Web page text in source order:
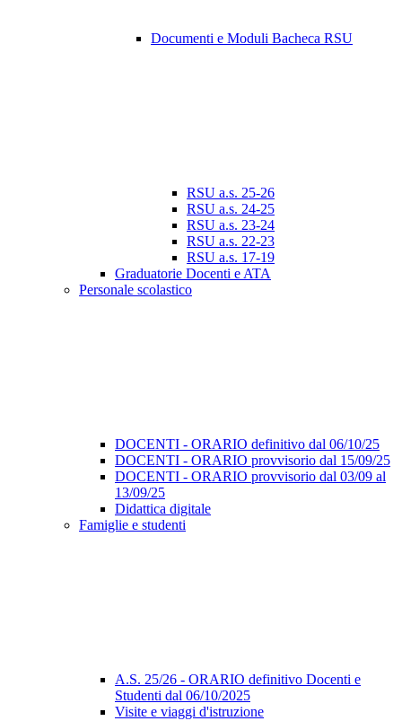
Documenti e Moduli Bacheca RSU
RSU a.s. 25-26
RSU a.s. 24-25
RSU a.s. 23-24
RSU a.s. 22-23
RSU a.s. 17-19
Graduatorie Docenti e ATA
Personale scolastico
DOCENTI - ORARIO definitivo dal 06/10/25
DOCENTI - ORARIO provvisorio dal 15/09/25
DOCENTI - ORARIO provvisorio dal 03/09 al
13/09/25
Didattica digitale
Famiglie e studenti
A.S. 25/26 - ORARIO definitivo Docenti e
Studenti dal 06/10/2025
Visite e viaggi d'istruzione